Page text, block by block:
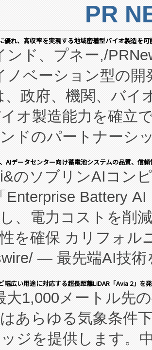
PR
優れ、高収率を実現する地域密着型バイオ製造を
ンド、プネー,/
ノベーション型の
、政府、機関、バイ
オ製造能力を確立
ドのパートナーシ
。 同社の実績ある
(FCCM™) プ
、バイオ医薬品製造
ッドバッチ施設の
サプライチェーン
拡張性が高く、持
を活用した現地生
ての費用負担を大
スを大幅に拡大する
Continuous
AIデータセンター向け蓄電池システムの品質、信
のソブリンAIコン
「Enterprise Battery
、電力コストを削
を確保 カリフォル
— 最先端AI技術
イ・アンド：本社
原信平）と、エンタ
Voltaiqは、日本にあ
ー貯蔵システム（
幅広い用途に対応する超長距離LiDAR「Avia 2」を
大1,000メートル先
あらゆる気象条件
ジを提供します。